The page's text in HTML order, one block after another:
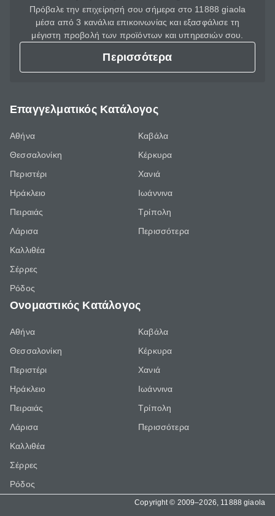
Πρόβαλε την επιχείρησή σου σήμερα στο 11888 giaola
μέσα από 3 κανάλια επικοινωνίας και εξασφάλισε τη
μέγιστη προβολή των προϊόντων και υπηρεσιών σου.
Περισσότερα
Επαγγελματικός Κατάλογος
Αθήνα
Θεσσαλονίκη
Περιστέρι
Ηράκλειο
Πειραιάς
Λάρισα
Καλλιθέα
Σέρρες
Ρόδος
Καβάλα
Κέρκυρα
Χανιά
Ιωάννινα
Τρίπολη
Περισσότερα
Ονομαστικός Κατάλογος
Αθήνα
Θεσσαλονίκη
Περιστέρι
Ηράκλειο
Πειραιάς
Λάρισα
Καλλιθέα
Σέρρες
Ρόδος
Καβάλα
Κέρκυρα
Χανιά
Ιωάννινα
Τρίπολη
Περισσότερα
Copyright © 2009–2026, 11888 giaola